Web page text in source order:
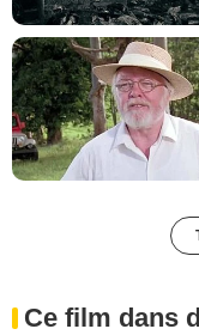
Ce film dans